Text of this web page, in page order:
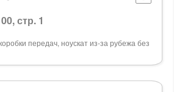
стр. 1
передач, ноускат из-за рубежа без